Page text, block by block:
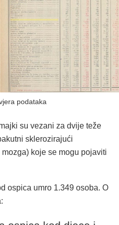
podataka
su vezani za dvije teže
sklerozirajući
koje se mogu pojaviti
ospica umro 1.349 osoba. O